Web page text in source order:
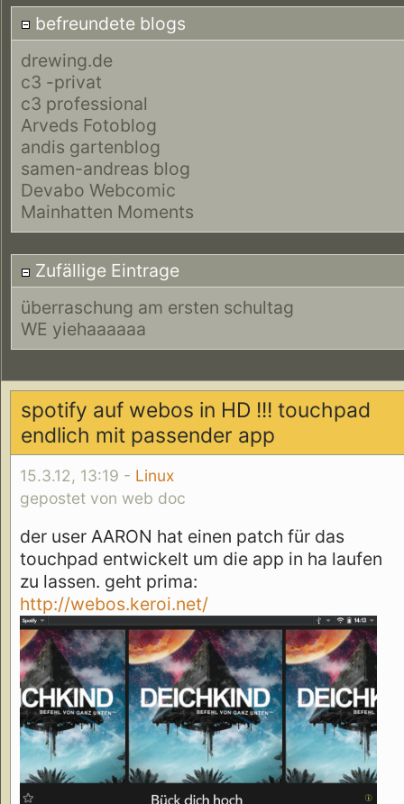
befreundete blogs
drewing.de
c3 -privat
c3 professional
Arveds Fotoblog
andis gartenblog
samen-andreas blog
Devabo Webcomic
Mainhatten Moments
Zufällige Eintrage
überraschung am ersten schultag
WE yiehaaaaaa
spotify auf webos in HD !!! touchpad
endlich mit passender app
15.3.12, 13:19 - Linux
gepostet von web doc
der user AARON hat einen patch für das
touchpad entwickelt um die app in ha laufen
zu lassen. geht prima:
http://webos.keroi.net/